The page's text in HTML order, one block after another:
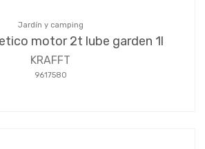
Jardín y camping
motor 2t lube garden 1l
KRAFFT
9617580